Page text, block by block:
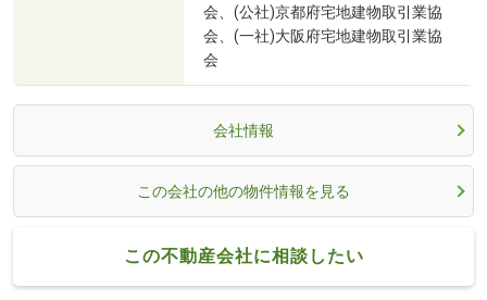
会、(公社)京都府宅地建物取引業協
会、(一社)大阪府宅地建物取引業協
会
会社情報
この会社の他の物件情報を見る
この不動産会社に相談したい